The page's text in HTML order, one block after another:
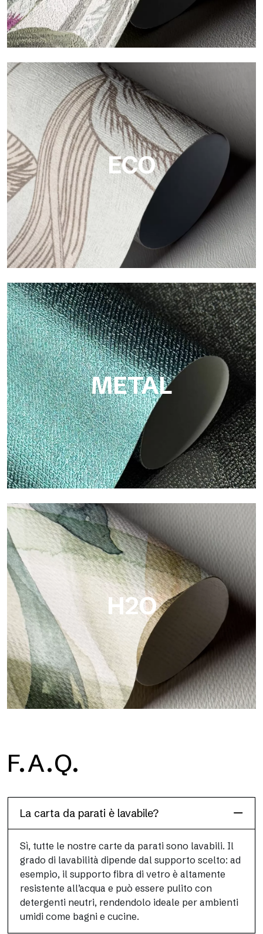
Viniliche
Le finiture viniliche delle carte da parati Tecnografica offrono
superfici resistenti, materiche e visivamente raffinate.
ECO
Eco
Eco di Tecnografica è la carta da parati ecologica in fibra di
cellulosa: supporto sostenibile, senza PVC, con colori brillanti
e alta qualità.
METAL
Metal
Metal è la carta da parati metallizzata di Tecnografica, con
riflessi metallici unici che valorizzano oro, argento, rame e
colori saturi.
H2O
H2O è la carta da parati per bagno in fibra di vetro
impermeabile, ideale per box doccia e ambienti umidi, con alta
F.A.Q.
La carta da parati è lavabile?
Sì, tutte le nostre carte da parati sono lavabili. Il
grado di lavabilità dipende dal supporto scelto: ad
esempio, il supporto fibra di vetro è altamente
resistente all’acqua e può essere pulito con
detergenti neutri, rendendolo ideale per ambienti
umidi come bagni e cucine.